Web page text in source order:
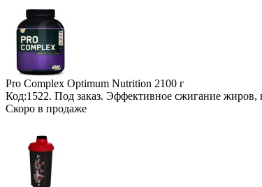
Pro Complex Optimum Nutrition 2100 г
Код:1522. Под заказ. Эффективное сжигание жиров,
Скоро в продаже